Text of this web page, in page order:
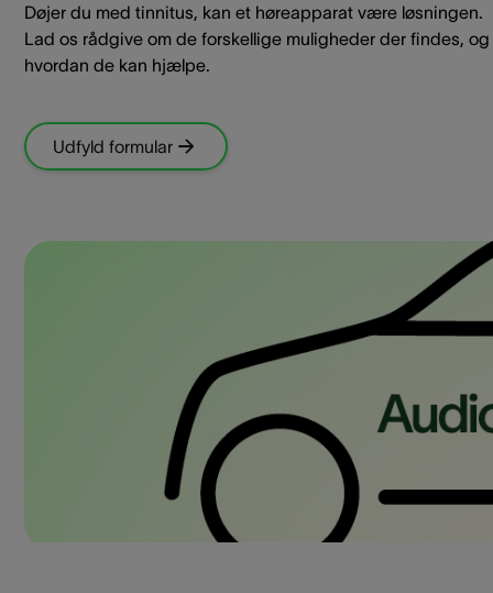
Døjer du med tinnitus, kan et høreapparat være løsningen.
Lad os rådgive om de forskellige muligheder der findes, og
hvordan de kan hjælpe.
Udfyld formular